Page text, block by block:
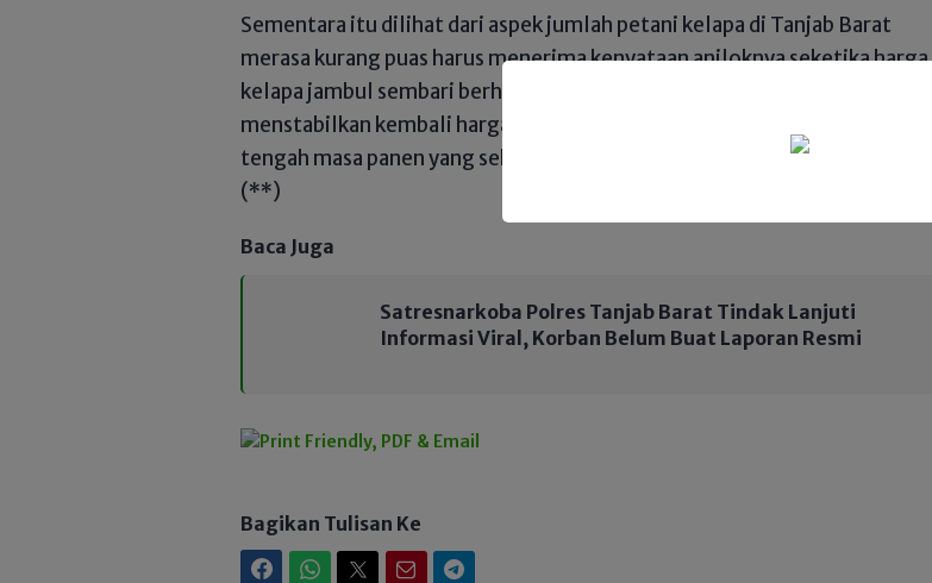
Sementara itu dilihat dari aspek jumlah petani kelapa di Tanjab Barat
merasa kurang puas harus menerima kenyataan anjloknya seketika harga
kelapa jambul sembari berharap ada langkah cepat dari pihak terkait untuk
menstabilkan kembali harga komoditas kelapa, agar tidak terus merugi di
tengah masa panen yang seharusnya menjadi momentum keuntungan.
(**)
Baca Juga
Satresnarkoba Polres Tanjab Barat Tindak Lanjuti
Informasi Viral, Korban Belum Buat Laporan Resmi
Bagikan Tulisan Ke